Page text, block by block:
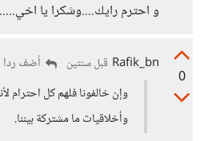
و احترم رايك....وشكرا يا اخي.....
0
Rafik_bn قبل سنتين
أضف ردا
وإن خالفونا فلهم كل احترام
وأخلاقيات ما مشتركة بيننا.